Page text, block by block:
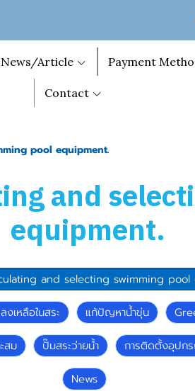
News/Article Payment
Contact
pool equipment.
and
equipment.
and selecting swimming pool
เหลือในสระ แก้ปัญหาน้ำขุ่น
สม ปั๊มสระว่ายน้ำ การติดตั้งอุปก
News